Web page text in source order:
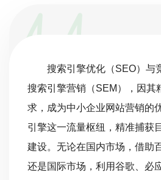
搜索引擎优化（SEO）与
搜索引擎营销（SEM），因其
求，成为中小企业网站营销的
引擎这一流量枢纽，精准捕获
建设。无论在国内市场，借助
还是国际市场，利用谷歌、必